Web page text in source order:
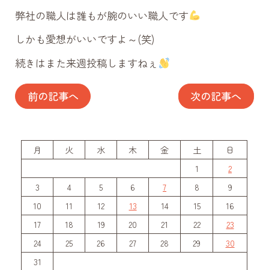
弊社の職人は誰もが腕のいい職人です
しかも愛想がいいですよ～(笑)
続きはまた来週投稿しますねぇ
投
稿
ナ
ビ
ゲ
ー
シ
ョ
ン
前の記事へ 次の記事へ
月 火 水 木 金 土
日
1
2
3
4 5 6 7 8
9
10
11 12 13 14 15
16
17
18 19 20 21 22
23
24
25 26 27 28 29
30
31